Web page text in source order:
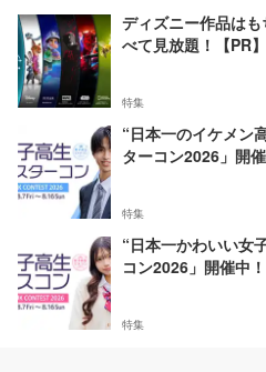
ディズニー作品は
べて見放題！【PR】
特集
“日本一のイケメン
ターコン2026」開催
特集
“日本一かわいい女
コン2026」開催中！
特集